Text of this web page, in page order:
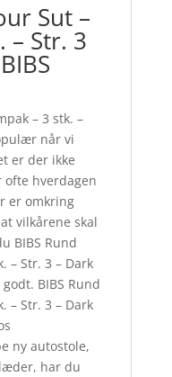
Sut –
– Str. 3
– 3 stk. –
når vi
er der ikke
ofte hverdagen
er omkring
vilkårene skal
BIBS Rund
– Str. 3 – Dark
BIBS Rund
– Str. 3 – Dark
ny autostole,
har du